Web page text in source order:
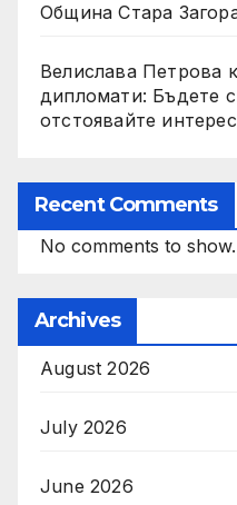
Община Стара
Велислава Петрова
дипломати: Бъдете
отстоявайте
Recent Comments
No comments to show.
Archives
August 2026
July 2026
June 2026